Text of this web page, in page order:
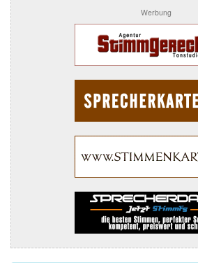
Werbung